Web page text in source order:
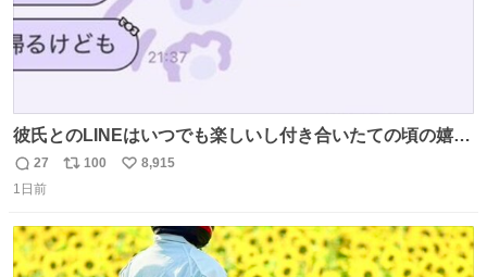
彼氏とのLINEはいつでも楽しいし付き合いたての頃の嬉し
かったLINEは無限にあるけど(同棲前は1日で各50通くらい
送りあってたし)最近嬉しかったのはこれ
返
信
27
リ
ト
数
100
い
数
8,915
1日前